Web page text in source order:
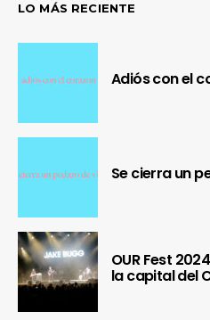
LO MÁS RECIENTE
Adiós con el
Se cierra un
OUR Fest
la capital del